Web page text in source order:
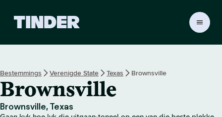
r
t
i
Bestemmings Verenigde State Texas Brownsville
Brownsville
Brownsville, Texas